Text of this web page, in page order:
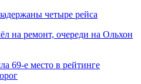
четыре рейса
на ремонт, очереди на Ольхон
69‑е место в рейтинге